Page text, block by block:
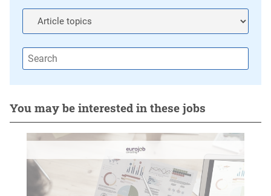
You may be interested in these jobs